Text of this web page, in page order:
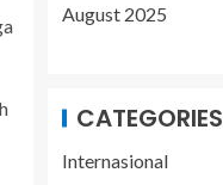
August 2025
CATEGORIES
Internasional